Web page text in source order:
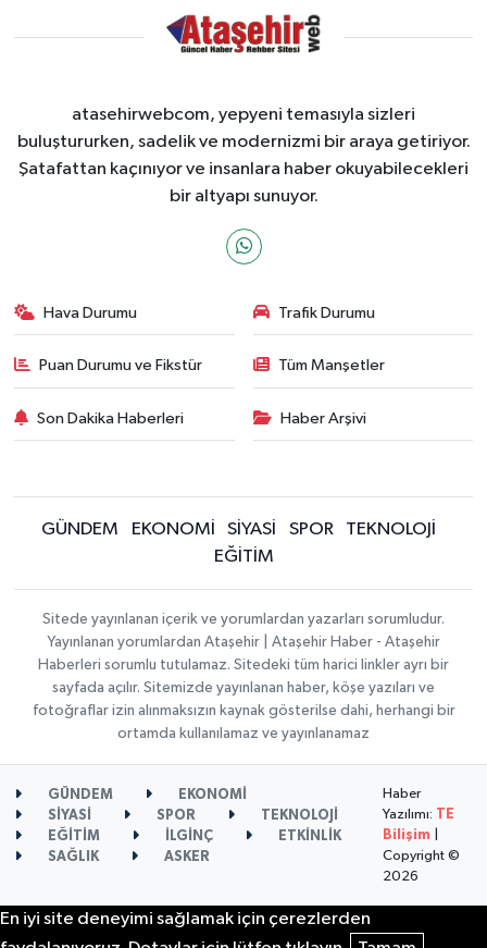
atasehirwebcom, yepyeni temasıyla sizleri
buluştururken, sadelik ve modernizmi bir araya getiriyor.
Şatafattan kaçınıyor ve insanlara haber okuyabilecekleri
bir altyapı sunuyor.
Hava Durumu Trafik Durumu
Puan Durumu ve Fikstür Tüm Manşetler
Son Dakika Haberleri Haber Arşivi
GÜNDEM EKONOMİ SİYASİ SPOR
TEKNOLOJİ
EĞİTİM
Sitede yayınlanan içerik ve yorumlardan yazarları sorumludur.
Yayınlanan yorumlardan Ataşehir | Ataşehir Haber - Ataşehir
Haberleri sorumlu tutulamaz. Sitedeki tüm harici linkler ayrı bir
sayfada açılır. Sitemizde yayınlanan haber, köşe yazıları ve
fotoğraflar izin alınmaksızın kaynak gösterilse dahi, herhangi bir
ortamda kullanılamaz ve yayınlanamaz
GÜNDEM
EKONOMİ
SİYASİ
SPOR
TEKNOLOJİ
EĞİTİM
İLGİNÇ
ETKİNLİK
SAĞLIK
ASKER
Haber
Yazılımı: TE
Bilişim
Copyright ©
2026
En iyi site deneyimi sağlamak için çerezlerden